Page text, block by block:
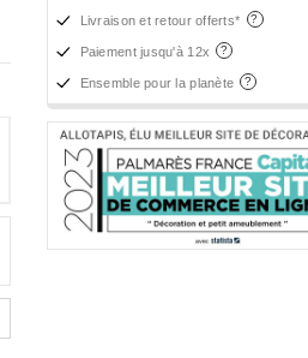
Livraison et retour offerts*
Paiement jusqu'à 12x
Ensemble pour la planète